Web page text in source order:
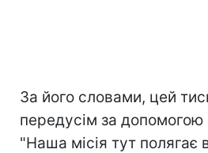
За його словами, цей
передусім за допомогою
"Наша місія тут полягає